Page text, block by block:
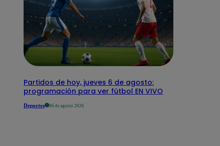
Partidos de hoy, jueves 6 de agosto:
programación para ver fútbol EN VIVO
Deportes 06 de agosto 2026